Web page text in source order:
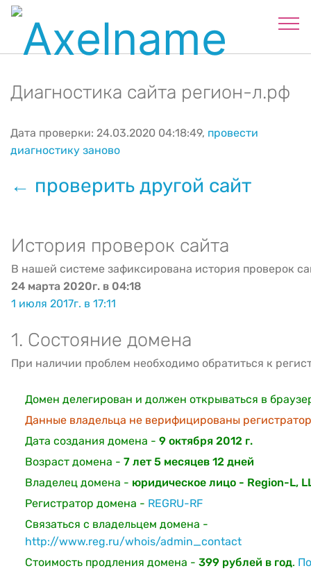
Диагностика сайта регион-л.рф
Дата проверки: 24.03.2020 04:18:49, провести
диагностику заново
← проверить другой сайт
История проверок сайта
В нашей системе зафиксирована история проверок
24 марта 2020г. в 04:18
1 июля 2017г. в 17:11
1. Состояние домена
При наличии проблем необходимо обратиться к
Домен делегирован и должен открываться в
Данные владельца не верифицированы
Дата создания домена - 9 октября 2012 г.
Возраст домена - 7 лет 5 месяцев 12 дней
Владелец домена - юридическое лицо - Region-L,
Регистратор домена - REGRU-RF
Связаться с владельцем домена -
http://www.reg.ru/whois/admin_contact
Стоимость продления домена - 399 рублей в год.